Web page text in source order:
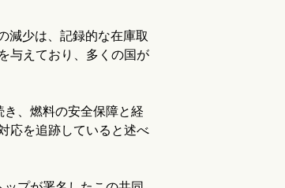
減少は、記録的な在庫取
与えており、多くの国が
、燃料の安全保障と経
応を追跡していると述べ